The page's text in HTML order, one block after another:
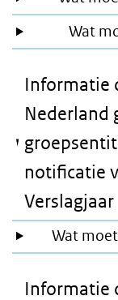
Wat
Informatie
Nederland
notificatie
Verslagjaar
Wat
Informatie